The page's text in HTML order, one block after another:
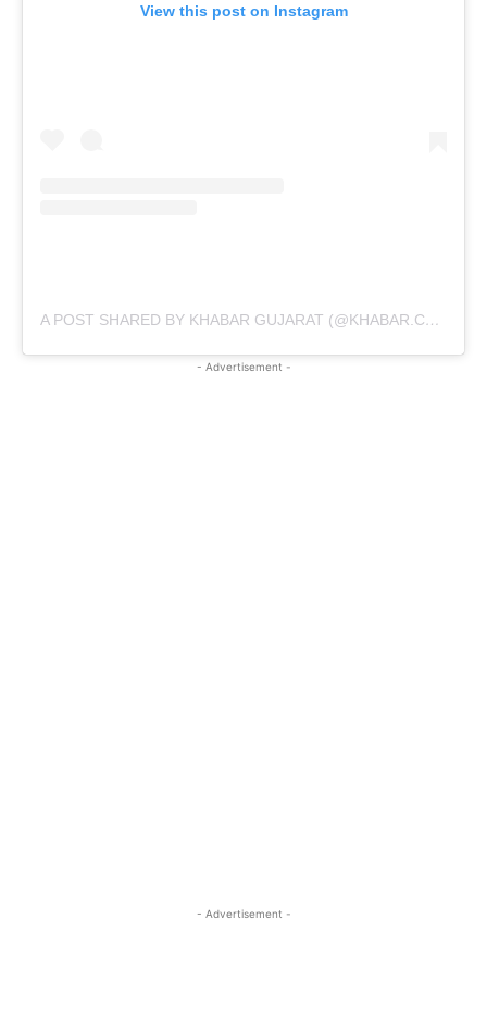
View this post on Instagram
A POST SHARED BY KHABAR GUJARAT (@KHABAR.COMMUNICATION)
- Advertisement -
- Advertisement -